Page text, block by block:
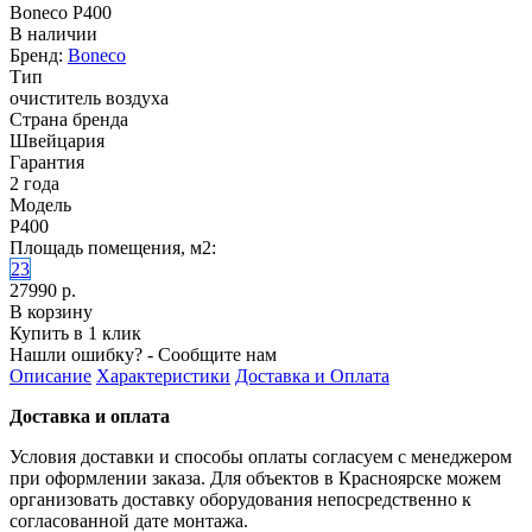
Boneco P400
В наличии
Бренд: Boneco
Тип
очиститель воздуха
Страна бренда
Швейцария
Гарантия
2 года
Модель
P400
Площадь помещения, м2:
23
27990 р.
В корзину
Купить в 1 клик
Нашли ошибку? - Сообщите нам
Описание Характеристики Доставка и Оплата
Доставка и оплата
Условия доставки и способы оплаты согласуем с менеджером
при оформлении заказа. Для объектов в Красноярске можем
организовать доставку оборудования непосредственно к
согласованной дате монтажа.